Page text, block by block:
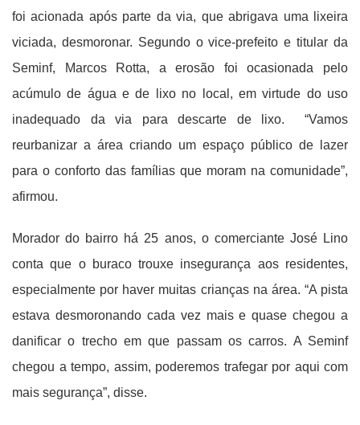
foi acionada após parte da via, que abrigava uma lixeira
viciada, desmoronar. Segundo o vice-prefeito e titular da
Seminf, Marcos Rotta, a erosão foi ocasionada pelo
acúmulo de água e de lixo no local, em virtude do uso
inadequado da via para descarte de lixo. “Vamos
reurbanizar a área criando um espaço público de lazer
para o conforto das famílias que moram na comunidade”,
afirmou.
Morador do bairro há 25 anos, o comerciante José Lino
conta que o buraco trouxe insegurança aos residentes,
especialmente por haver muitas crianças na área. “A pista
estava desmoronando cada vez mais e quase chegou a
danificar o trecho em que passam os carros. A Seminf
chegou a tempo, assim, poderemos trafegar por aqui com
mais segurança”, disse.